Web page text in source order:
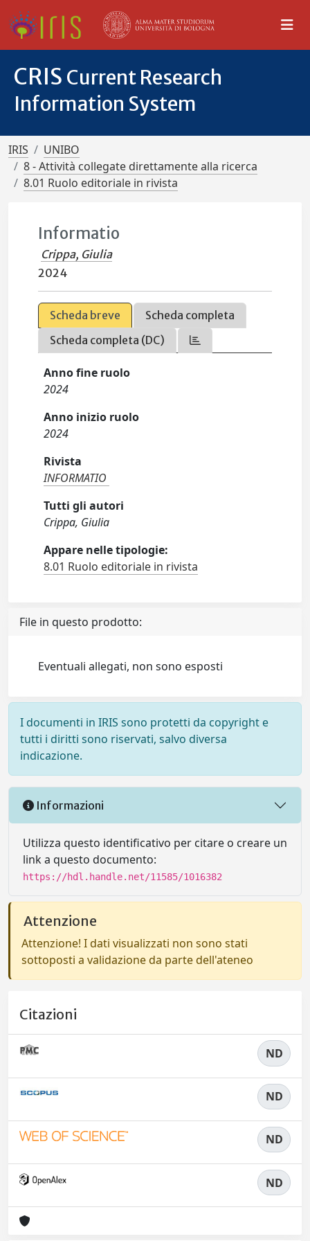
CRIS Current Research
Information System
IRIS
UNIBO
8 - Attività collegate direttamente alla ricerca
8.01 Ruolo editoriale in rivista
Informatio
Crippa, Giulia
2024
Scheda breve
Scheda completa
Scheda completa (DC)
Anno fine ruolo
2024
Anno inizio ruolo
2024
Rivista
INFORMATIO
Tutti gli autori
Crippa, Giulia
Appare nelle tipologie:
8.01 Ruolo editoriale in rivista
File in questo prodotto:
Eventuali allegati, non sono esposti
I documenti in IRIS sono protetti da copyright e
tutti i diritti sono riservati, salvo diversa
indicazione.
Informazioni
Utilizza questo identificativo per citare o creare un
link a questo documento:
https://hdl.handle.net/11585/1016382
Attenzione
Attenzione! I dati visualizzati non sono stati
sottoposti a validazione da parte dell'ateneo
Citazioni
ND
ND
ND
ND